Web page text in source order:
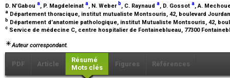
D. N’Gabou a, P. Magdeleinat a, N. Weber b, C. Raynaud a, D. Gossot a, A.
a Département thoracique, institut mutualiste Montsouris, 42, boulevard
b Département d’anatomie pathologique, institut Mutualiste Montsouris, 42,
c Service de médecine C, centre hospitalier de Fontaineblueau, 77300
Auteur correspondant.
PDF Article
Résumé
Mots clés
Figures Références